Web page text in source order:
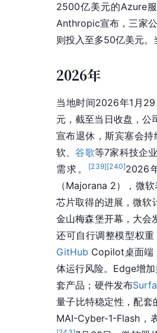
2500亿美元的Azure
Anthropic宣布，三家
则投入至多50亿美元
2026年
当地时间2026年1月
元，截至当日收盘，公
宣布退休，斯宾塞会
软、谷歌等7家科技企
需求。
[239][240]2026
（Majorana 2），微
芯片取得的进展，微
金山梅森堡开幕，大会
还可自行调整模型权重
GitHub Copilot桌面端
体运行风险。Edge增
套产品；硬件发布
量子比特稳定性，配
MAI-Cyber-1-Flash，